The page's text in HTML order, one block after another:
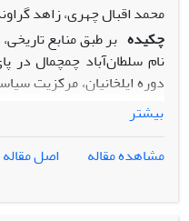
اصلی این پژوهش، معرفی
وگاهنگاری نسبی آنها بر
ازکورگان­های جعفرآباد است
یکی از مهم­ترین شواهد و
محمد اقبال چهری، زاهد
چکیده بر طبق منابع
نام سلطان‌آباد چمچمال
دوره ایلخانیان، مرکزیت
وجود مطالعات و تحقیقات
تاکنون محل دقیق این شهر
هنوزبحث مکان‌یابی
مطرح شده در
بیشتر
مشاهده مقاله
اصل مقاله